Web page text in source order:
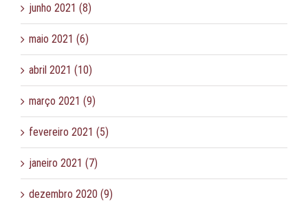
junho 2021 (8)
maio 2021 (6)
abril 2021 (10)
março 2021 (9)
fevereiro 2021 (5)
janeiro 2021 (7)
dezembro 2020 (9)